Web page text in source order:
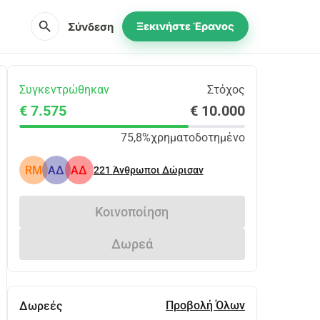
search Σύνδεση Ξεκινήστε Έρανος
Συγκεντρώθηκαν Στόχος
€ 7.575 € 10.000
75,8%χρηματοδοτημένο
RM ΑΔ ΑΔ 221 Άνθρωποι Δώρισαν
Κοινοποίηση
Δωρεά
Δωρεές Προβολή Όλων